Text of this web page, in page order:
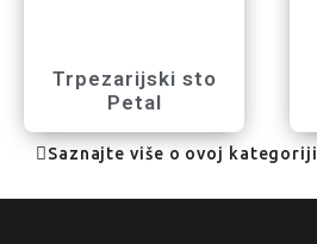
Trpezarijski sto
Petal
Saznajte više o ovoj kategoriji